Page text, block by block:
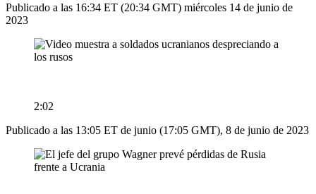
Publicado a las 16:34 ET (20:34 GMT) miércoles 14 de junio de
2023
2:02
Publicado a las 13:05 ET de junio (17:05 GMT), 8 de junio de 2023